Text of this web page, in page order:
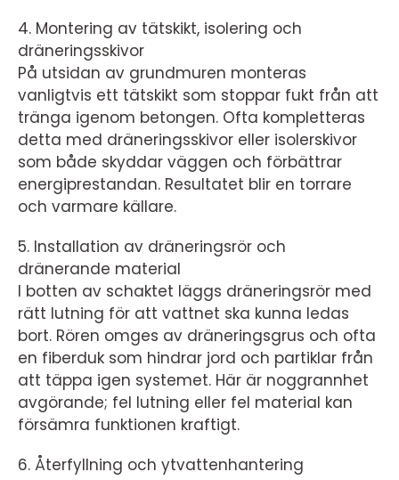
4. Montering av tätskikt, isolering och
dräneringsskivor
På utsidan av grundmuren monteras
vanligtvis ett tätskikt som stoppar fukt från att
tränga igenom betongen. Ofta kompletteras
detta med dräneringsskivor eller isolerskivor
som både skyddar väggen och förbättrar
energiprestandan. Resultatet blir en torrare
och varmare källare.
5. Installation av dräneringsrör och
dränerande material
I botten av schaktet läggs dräneringsrör med
rätt lutning för att vattnet ska kunna ledas
bort. Rören omges av dräneringsgrus och ofta
en fiberduk som hindrar jord och partiklar från
att täppa igen systemet. Här är noggrannhet
avgörande; fel lutning eller fel material kan
försämra funktionen kraftigt.
6. Återfyllning och ytvattenhantering